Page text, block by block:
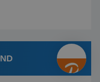
until 18 August